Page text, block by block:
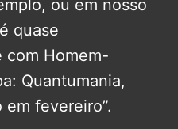
ou em nosso
quase
com Homem-
Quantumania,
fevereiro”.